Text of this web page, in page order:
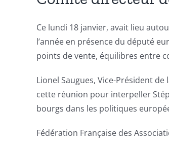
Ce lundi 18 janvier, avait lieu
l’année en présence du député
points de vente, équilibres entre
Lionel Saugues, Vice-Président
cette réunion pour interpeller
bourgs dans les politiques
Fédération Française des